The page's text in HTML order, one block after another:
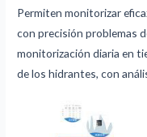
Permiten monitorizar
con precisión problemas
monitorización diaria en
de los hidrantes, con